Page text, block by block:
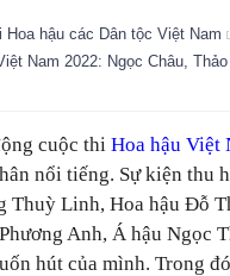
hậu các Dân tộc Việt Nam
Nam 2022: Ngọc Châu,
cuộc thi Hoa hậu Việt
nổi tiếng. Sự kiện thu
Thuỳ Linh, Hoa hậu Đỗ
Anh, Á hậu Ngọc
hút của mình. Trong